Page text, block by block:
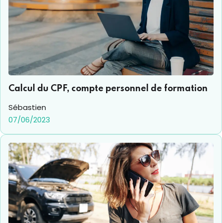
Calcul du CPF, compte personnel de formation
Sébastien
07/06/2023